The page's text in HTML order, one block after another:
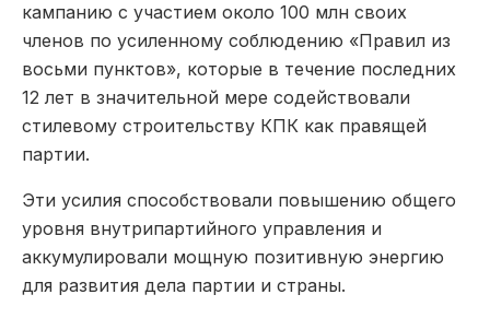
кампанию с участием около 100 млн своих
членов по усиленному соблюдению «Правил из
восьми пунктов», которые в течение последних
12 лет в значительной мере содействовали
стилевому строительству КПК как правящей
партии.
Эти усилия способствовали повышению общего
уровня внутрипартийного управления и
аккумулировали мощную позитивную энергию
для развития дела партии и страны.